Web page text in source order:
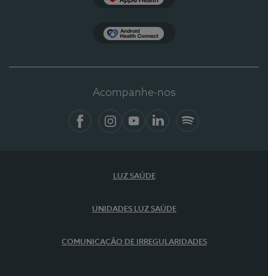
Acompanhe-nos
LUZ SAÚDE
UNIDADES LUZ SAÚDE
COMUNICAÇÃO DE IRREGULARIDADES